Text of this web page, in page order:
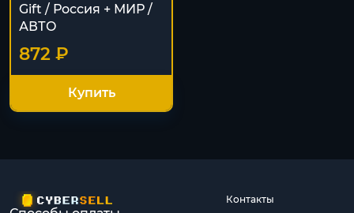
Gift / Россия + МИР /
АВТО
872 ₽
Купить
Контакты